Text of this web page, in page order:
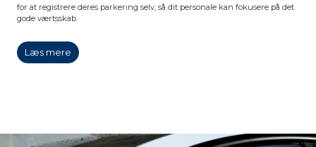
for at registrere deres parkering selv, så dit personale kan fokusere på det
gode værtsskab.
Læs mere